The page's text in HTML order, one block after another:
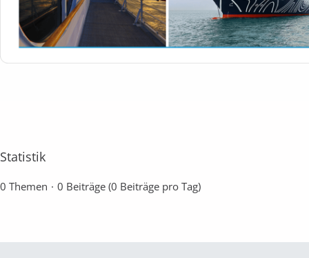
Statistik
0 Themen 0 Beiträge (0 Beiträge pro Tag)